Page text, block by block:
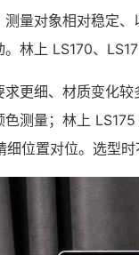
量对象相对稳定
林上 LS170、
更细、材质变化
测量；林上
位置对位。选型